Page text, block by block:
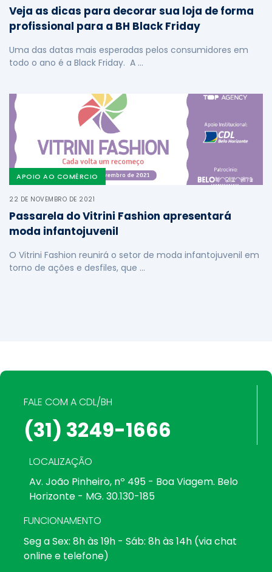
Veja as dicas para decorar sua loja de forma
profissional para a BH Black Friday
Uma das datas mais esperadas pelos consumidores em
todo o ano é a Black Friday. A …
APOIO AO COMÉRCIO
22 DE NOVEMBRO DE 2021
Passarela do Vitrini Fashion apresentará
moda infantojuvenil
O Vitrini Fashion reunirá o setor de moda infantojuvenil em
torno de ações e desfiles, que …
FALE COM A CDL/BH
(31) 3249-1666
LOCALIZAÇÃO
Av. João Pinheiro, nº 495 - Boa Viagem. Belo
Horizonte - MG. 30.130-185
FUNCIONAMENTO
Seg a Sex: 8h às 19h - Sáb: 8h às 14h (via chat
online e telefone)